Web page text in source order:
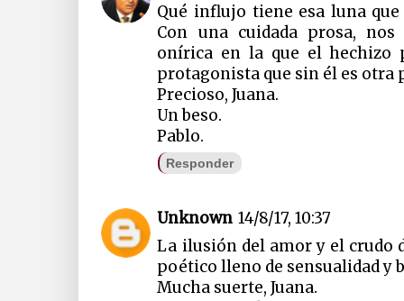
Qué influjo tiene esa luna
Con una cuidada prosa,
onírica en la que el hechizo
protagonista que sin él es otra
Precioso, Juana.
Un beso.
Pablo.
Responder
Unknown 14/8/17, 10:37
La ilusión del amor y el crudo
poético lleno de sensualidad y
Mucha suerte, Juana.